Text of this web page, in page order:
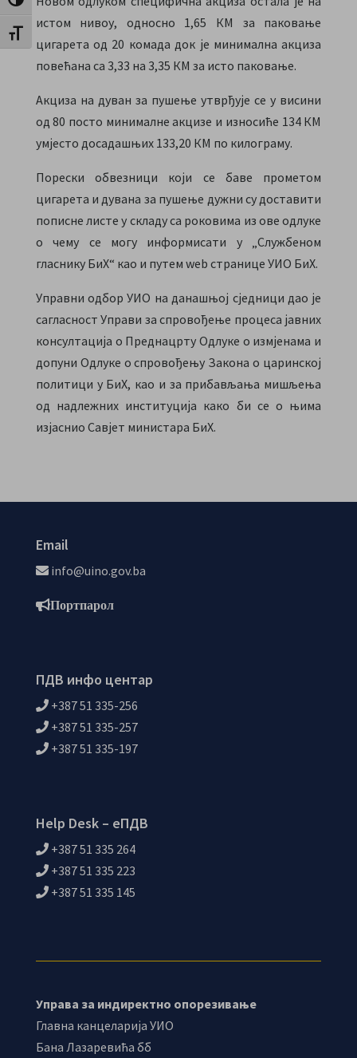
Toggle Font size
истом нивоу, односно 1,65 КМ за паковање
цигарета од 20 комада док је минимална акциза
повећана са 3,33 на 3,35 КМ за исто паковање.
Акциза на дуван за пушење утврђује се у висини
од 80 посто минималне акцизе и износиће 134 КМ
умјесто досадашњих 133,20 КМ по килограму.
Порески обвезници који се баве прометом
цигарета и дувана за пушење дужни су доставити
пописне листе у складу са роковима из ове одлуке
о чему се могу информисати у „Службеном
гласнику БиХ“ као и путем wеb странице УИО БиХ.
Управни одбор УИО на данашњој сједници дао је
сaгласност Управи за спровођење процеса јавних
консултација о Преднацрту Одлуке о измјенама и
допуни Одлуке о спровођењу Закона о царинској
политици у БиХ, као и за прибављања мишљења
од надлежних институција како би се о њима
изјаснио Савјет министара БиХ.
Email
info@uino.gov.ba
Портпарол
ПДВ инфо центар
+387 51 335-256
+387 51 335-257
+387 51 335-197
Help Desk – еПДВ
+387 51 335 264
+387 51 335 223
+387 51 335 145
Управа за индиректно опорезивање
Главна канцеларија УИО
Бана Лазаревића бб